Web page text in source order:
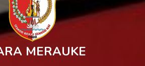
MERAUKE